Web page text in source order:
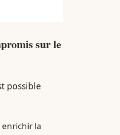
sur le
possible
enrichir la